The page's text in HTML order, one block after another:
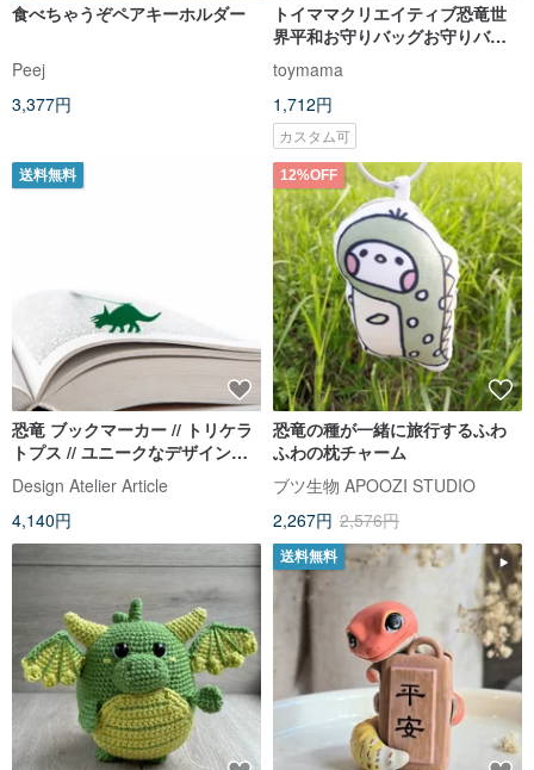
食べちゃうぞペアキーホルダー
Peej
3,377円
トイママクリエイティブ恐竜世
界平和お守りバッグお守りバッ
グ祝福バッグ満月ギフトティラ
ノサウルスレックス
toymama
1,712円
カスタム可
送料無料
恐竜 ブックマーカー // トリケラ
トプス // ユニークなデザインの
しおり // 送料無料
Design Atelier Article
4,140円
12%OFF
恐竜の種が一緒に旅行するふわ
ふわの枕チャーム
ブツ生物 APOOZI STUDIO
2,267円 2,576円
送料無料